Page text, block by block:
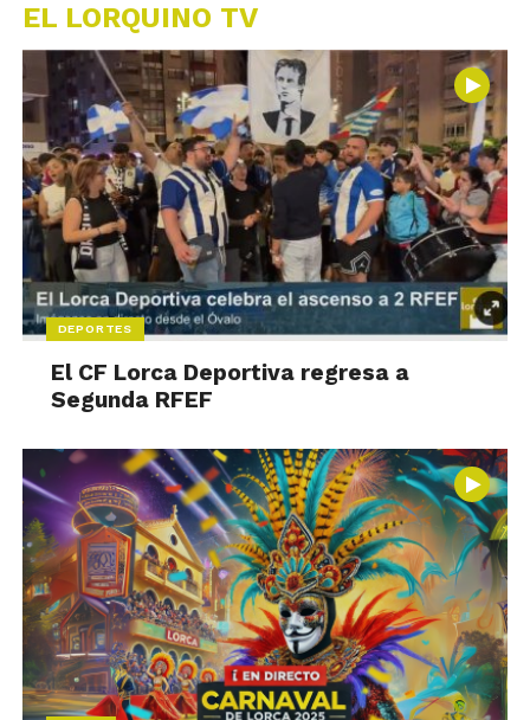
EL LORQUINO TV
DEPORTES
El CF Lorca Deportiva regresa a
Segunda RFEF